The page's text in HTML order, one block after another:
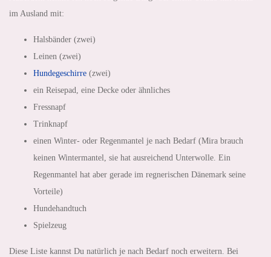
im Ausland mit:
Halsbänder (zwei)
Leinen (zwei)
Hundegeschirre (zwei)
ein Reisepad, eine Decke oder ähnliches
Fressnapf
Trinknapf
einen Winter- oder Regenmantel je nach Bedarf (Mira brauch
keinen Wintermantel, sie hat ausreichend Unterwolle. Ein
Regenmantel hat aber gerade im regnerischen Dänemark seine
Vorteile)
Hundehandtuch
Spielzeug
Diese Liste kannst Du natürlich je nach Bedarf noch erweitern. Bei